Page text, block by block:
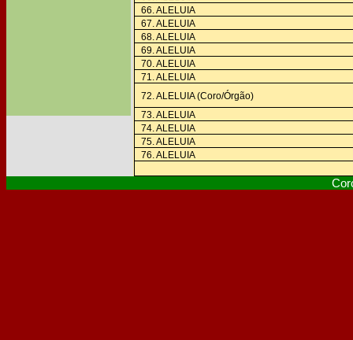
66. ALELUIA
67. ALELUIA
68. ALELUIA
69. ALELUIA
70. ALELUIA
71. ALELUIA
72. ALELUIA (Coro/Órgão)
73. ALELUIA
74. ALELUIA
75. ALELUIA
76. ALELUIA